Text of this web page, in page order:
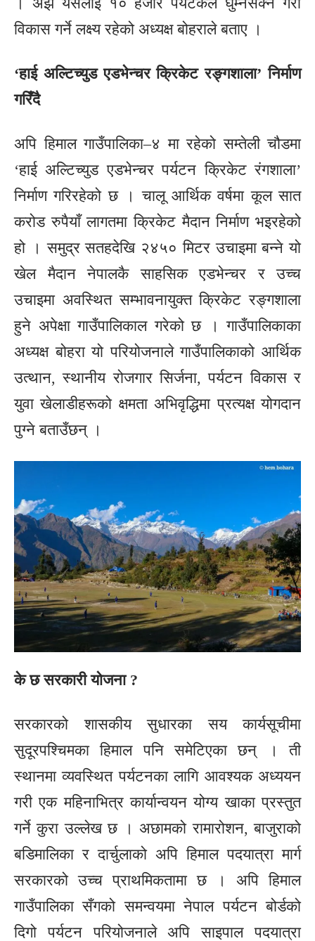
विकास गर्ने लक्ष्य रहेको अध्यक्ष बोहराले बताए ।
‘हाई अल्टिच्युड एडभेन्चर क्रिकेट रङ्गशाला’ निर्माण
गरिँदै
अपि हिमाल गाउँपालिका–४ मा रहेको सम्तेली चौडमा
‘हाई अल्टिच्युड एडभेन्चर पर्यटन क्रिकेट रंगशाला’
निर्माण गरिरहेको छ । चालू आर्थिक वर्षमा कूल सात
करोड रुपैयाँ लागतमा क्रिकेट मैदान निर्माण भइरहेको
हो । समुद्र सतहदेखि २४५० मिटर उचाइमा बन्ने यो
खेल मैदान नेपालकै साहसिक एडभेन्चर र उच्च
उचाइमा अवस्थित सम्भावनायुक्त क्रिकेट रङ्गशाला
हुने अपेक्षा गाउँपालिकाल गरेको छ । गाउँपालिकाका
अध्यक्ष बोहरा यो परियोजनाले गाउँपालिकाको आर्थिक
उत्थान, स्थानीय रोजगार सिर्जना, पर्यटन विकास र
युवा खेलाडीहरूको क्षमता अभिवृद्धिमा प्रत्यक्ष योगदान
पुग्ने बताउँछन् ।
के छ सरकारी योजना ?
सरकारको शासकीय सुधारका सय कार्यसूचीमा
सुदूरपश्चिमका हिमाल पनि समेटिएका छन् । ती
स्थानमा व्यवस्थित पर्यटनका लागि आवश्यक अध्ययन
गरी एक महिनाभित्र कार्यान्वयन योग्य खाका प्रस्तुत
गर्ने कुरा उल्लेख छ । अछामको रामारोशन, बाजुराको
बडिमालिका र दार्चुलाको अपि हिमाल पदयात्रा मार्ग
सरकारको उच्च प्राथमिकतामा छ । अपि हिमाल
गाउँपालिका सँगको समन्वयमा नेपाल पर्यटन बोर्डको
दिगो पर्यटन परियोजनाले अपि साइपाल पदयात्रा